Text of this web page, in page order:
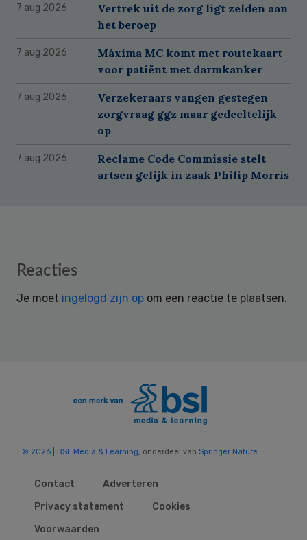
7 aug 2026
Vertrek uit de zorg ligt zelden aan
het beroep
7 aug 2026
Máxima MC komt met routekaart
voor patiënt met darmkanker
7 aug 2026
Verzekeraars vangen gestegen
zorgvraag ggz maar gedeeltelijk
op
7 aug 2026
Reclame Code Commissie stelt
artsen gelijk in zaak Philip Morris
Reader
Reacties
Je moet ingelogd zijn op om een reactie te plaatsen.
© 2026 | BSL Media & Learning, onderdeel van Springer Nature
Contact
Adverteren
Privacy statement
Cookies
Voorwaarden